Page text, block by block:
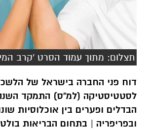
תצלום: מתוך עמוד הסרט 'קרב
דוח פני החברה בישראל של
לסטטיסטיקה (למ"ס) התמקד
הבדלים ופערים בין אוכלוסיות
ובפריפריה | בתחום הבריאות